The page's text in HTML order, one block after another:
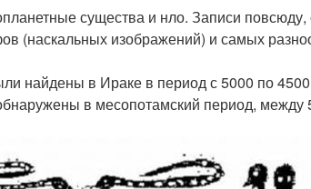
существа и нло. Записи
(наскальных изображений) и самых
найдены в Ираке в период с 5000 по
в месопотамский период, между